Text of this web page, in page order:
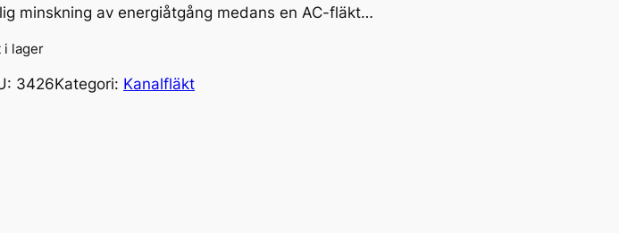
minskning av energiåtgång medans en AC-fläkt…
i lager
3426Kategori: Kanalfläkt